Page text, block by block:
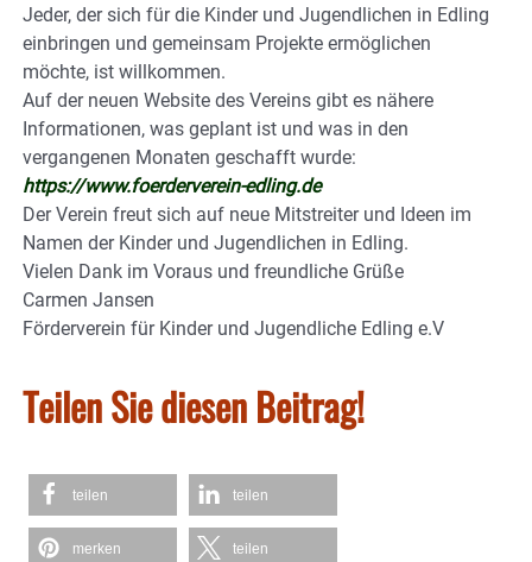
Jeder, der sich für die Kinder und Jugendlichen in Edling
einbringen und gemeinsam Projekte ermöglichen
möchte, ist willkommen.
Auf der neuen Website des Vereins gibt es nähere
Informationen, was geplant ist und was in den
vergangenen Monaten geschafft wurde:
https://www.foerderverein-edling.de
Der Verein freut sich auf neue Mitstreiter und Ideen im
Namen der Kinder und Jugendlichen in Edling.
Vielen Dank im Voraus und freundliche Grüße
Carmen Jansen
Förderverein für Kinder und Jugendliche Edling e.V
Teilen Sie diesen Beitrag!
teilen teilen
merken teilen